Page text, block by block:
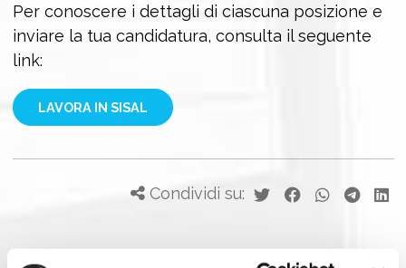
Per conoscere i dettagli di ciascuna posizione e
inviare la tua candidatura, consulta il seguente
link:
LAVORA IN SISAL
Condividi su: